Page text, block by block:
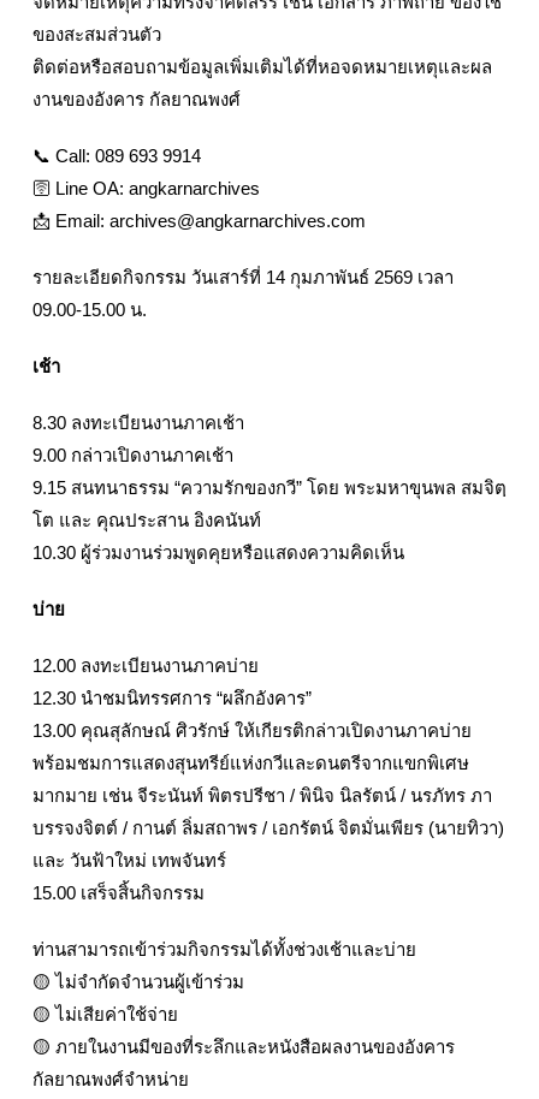
ของสะสมส่วนตัว
ติดต่อหรือสอบถามข้อมูลเพิ่มเติมได้ที่หอจดหมายเหตุและผล
งานของอังคาร กัลยาณพงศ์
📞 Call: 089 693 9914
🛜 Line OA: angkarnarchives
📩 Email: archives@angkarnarchives.com
รายละเอียดกิจกรรม วันเสาร์ที่ 14 กุมภาพันธ์ 2569 เวลา
09.00-15.00 น.
เช้า
8.30 ลงทะเบียนงานภาคเช้า
9.00 กล่าวเปิดงานภาคเช้า
9.15 สนทนาธรรม “ความรักของกวี” โดย พระมหาขุนพล สมจิตฺ
โต และ คุณประสาน อิงคนันท์
10.30 ผู้ร่วมงานร่วมพูดคุยหรือแสดงความคิดเห็น
บ่าย
12.00 ลงทะเบียนงานภาคบ่าย
12.30 นำชมนิทรรศการ “ผลึกอังคาร”
13.00 คุณสุลักษณ์ ศิวรักษ์ ให้เกียรติกล่าวเปิดงานภาคบ่าย
พร้อมชมการแสดงสุนทรีย์แห่งกวีและดนตรีจากแขกพิเศษ
มากมาย เช่น จีระนันท์ พิตรปรีชา / พินิจ นิลรัตน์ / นรภัทร ภา
บรรจงจิตต์ / กานต์ ลิ่มสถาพร / เอกรัตน์ จิตมั่นเพียร (นายทิวา)
และ วันฟ้าใหม่ เทพจันทร์
15.00 เสร็จสิ้นกิจกรรม
ท่านสามารถเข้าร่วมกิจกรรมได้ทั้งช่วงเช้าและบ่าย
🟡 ไม่จำกัดจำนวนผู้เข้าร่วม
🟡 ไม่เสียค่าใช้จ่าย
🟡 ภายในงานมีของที่ระลึกและหนังสือผลงานของอังคาร
กัลยาณพงศ์จำหน่าย